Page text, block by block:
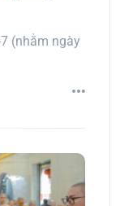
(nhằm ngày